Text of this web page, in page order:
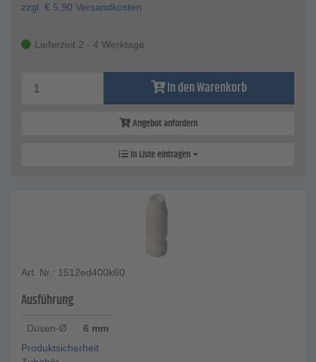
zzgl. € 5,90 Versandkosten
Lieferzeit 2 - 4 Werktage
In den Warenkorb
Angebot anfordern
In Liste eintragen
Art. Nr.: 1512ed400k60
Ausführung
Düsen-Ø
6 mm
Produktsicherheit